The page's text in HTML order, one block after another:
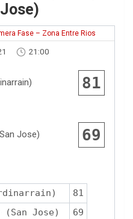
Fase – Zona Entre Rios
21:00
81
Jose) 69
81
Jose)
69